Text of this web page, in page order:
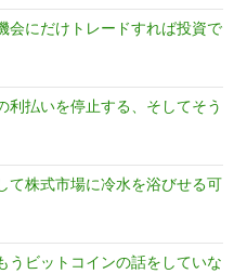
会にだけトレードすれば投資で
利払いを停止する、そしてそう
て株式市場に冷水を浴びせる可
うビットコインの話をしていな